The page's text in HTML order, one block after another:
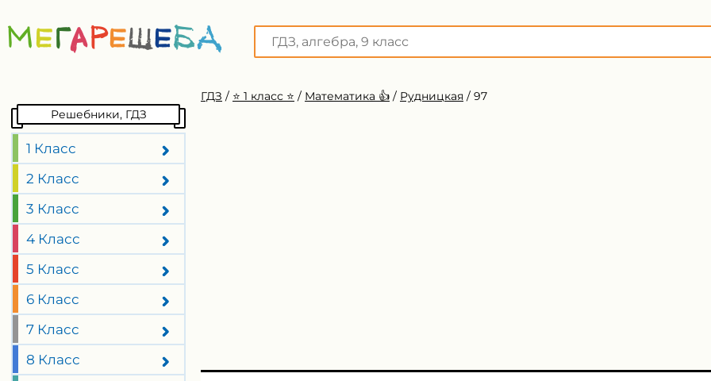
Решебники, ГДЗ
1 Класс
2 Класс
3 Класс
4 Класс
5 Класс
6 Класс
7 Класс
8 Класс
ГДЗ / ⭐️ 1 класс ⭐️ / Математика 👍 / Рудницкая / 97